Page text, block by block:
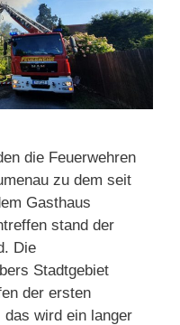
die Feuerwehren
zu dem seit
Gasthaus
stand der
Die
Stadtgebiet
der ersten
wird ein langer